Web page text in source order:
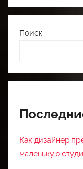
Поиск
Как дизайнер
маленькую